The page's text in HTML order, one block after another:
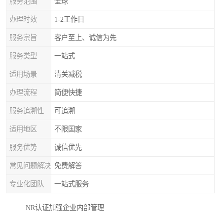
办理时效 1-2工作日
服务宗旨 客户至上、诚信为先
服务类型 一站式
适用场景 清关减税
办理流程 简便快捷
服务追溯性 可追溯
适用地区 不限国家
服务优势 诚信优先
常见问题解决 免费解答
专业化团队 一站式服务
NR认证加强企业内部管理